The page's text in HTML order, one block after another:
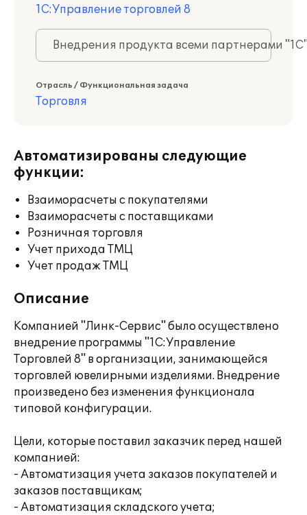
1С:Управление торговлей 8
Внедрения продукта всеми партнерами
Отрасль / Функциональная задача
Торговля
Автоматизированы следующие
функции:
Взаиморасчеты с покупателями
Взаиморасчеты с поставщиками
Розничная торговля
Учет прихода ТМЦ
Учет продаж ТМЦ
Описание
Компанией "Линк-Сервис" было осуществлено
внедрение программы "1С:Управление
Торговлей 8" в организации, занимающейся
торговлей ювелирными изделиями. Внедрение
произведено без изменения функционала
типовой конфигурации.
Цели, которые поставил заказчик перед нашей
компанией:
- Автоматизация учета заказов покупателей и
заказов поставщикам;
- Автоматизация складского учета;